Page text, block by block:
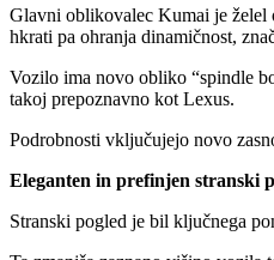
Glavni oblikovalec Kumai je želel
hkrati pa ohranja dinamičnost,
Vozilo ima novo obliko “spindle
takoj prepoznavno kot Lexus.
Podrobnosti vključujejo novo
Eleganten in prefinjen stranski
Stranski pogled je bil ključnega